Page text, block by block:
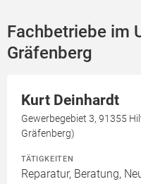
Fachbetriebe im
Gräfenberg
Kurt Deinhardt
Gewerbegebiet 3, 91355
Gräfenberg)
TÄTIGKEITEN
Reparatur, Beratung,